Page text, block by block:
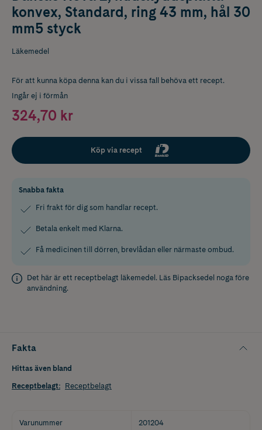
konvex, Standard, ring 43 mm, hål 30
mm5 styck
Läkemedel
För att kunna köpa denna kan du i vissa fall behöva ett recept.
Ingår ej i förmån
324,70 kr
Köp via recept
Snabba fakta
Fri frakt för dig som handlar recept.
Betala enkelt med Klarna.
Få medicinen till dörren, brevlådan eller närmaste ombud.
Det här är ett receptbelagt läkemedel. Läs Bipacksedel noga före
användning.
Fakta
Hittas även bland
Receptbelagt: Receptbelagt
Varunummer 201204